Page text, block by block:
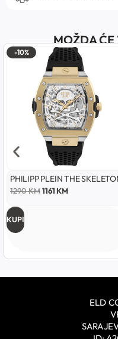
MOŽDA ĆE
-10%
PHILIPP PLEIN THE
1290KM1161KM
KUPI
ELD